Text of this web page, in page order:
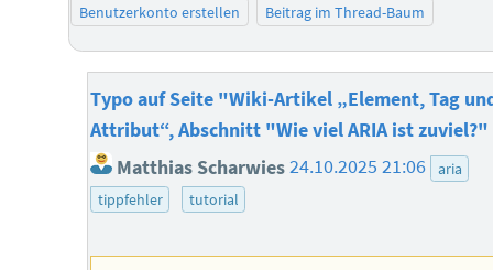
Benutzerkonto erstellen
Beitrag im Thread-Baum
Typo auf Seite "Wiki-Artikel „Element, Tag
Attribut“, Abschnitt "Wie viel ARIA ist zuviel?"
Matthias Scharwies24.10.2025 21:06
aria
tippfehler
tutorial